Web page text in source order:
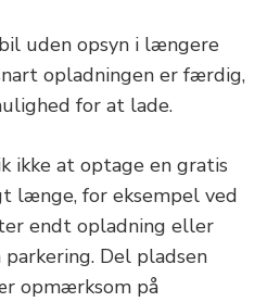
uden opsyn i længere
opladningen er færdig,
for at lade.
ikke at optage en gratis
længe, for eksempel ved
endt opladning eller
Del pladsen
opmærksom på